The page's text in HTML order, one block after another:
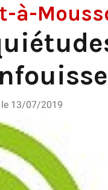
à-
le 13/07/2019